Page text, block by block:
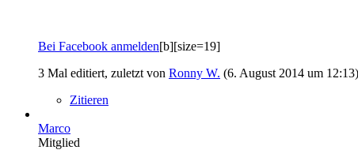
Bei Facebook anmelden[b][size=19]
3 Mal editiert, zuletzt von Ronny W. (6. August 2014 um 12:13)
Zitieren
Marco
Mitglied